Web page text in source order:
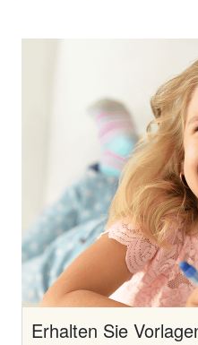
Erhalten Sie